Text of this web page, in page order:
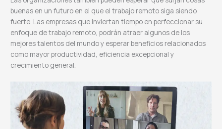
buenas en un futuro en el que el trabajo remoto siga siendo
fuerte. Las empresas que inviertan tiempo en perfeccionar su
enfoque de trabajo remoto, podrán atraer algunos de los
mejores talentos del mundo y esperar beneficios relacionados
como mayor productividad, eficiencia excepcional y
crecimiento general.